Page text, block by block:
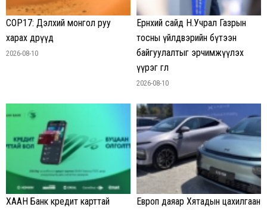
COP17: Дэлхий монгол руу
харах өдрүүд
2026-08-10
Ерөнхий сайд Н.Учрал Газрын
тосны үйлдвэрийн бүтээн
байгуулалтыг эрчимжүүлэх
үүрэг өглөө
2026-08-10
ХААН Банк кредит карттай
Европ даяар Хятадын цахилгаан